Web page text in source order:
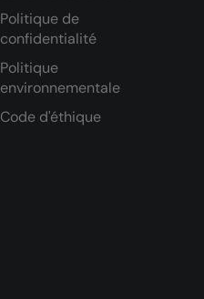
Politique de
confidentialité
Politique
environnementale
Code d'éthique